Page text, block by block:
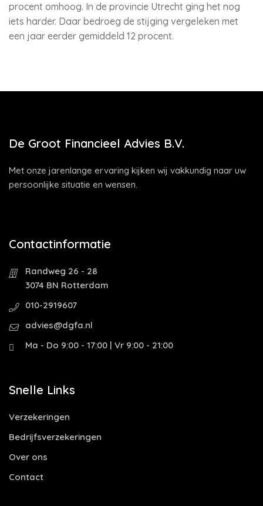
procent omhoog. In de provincie Utrecht ging het nog
iets harder. Daar bedroeg de stijging vergeleken met
een jaar eerder gemiddeld 12 procent.
De Groot Financieel Advies B.V.
Met onze jarenlange ervaring kijken wij vakkundig naar uw
persoonlijke situatie en wensen.
Contactinformatie
Randweg 26 - 28
3074 BN Rotterdam
010-2919607
advies@dgfa.nl
Ma - Do 9:00 - 17:00 | Vr 9:00 - 21:00
Snelle Links
Verzekeringen
Bedrijfsverzekeringen
Over ons
Contact